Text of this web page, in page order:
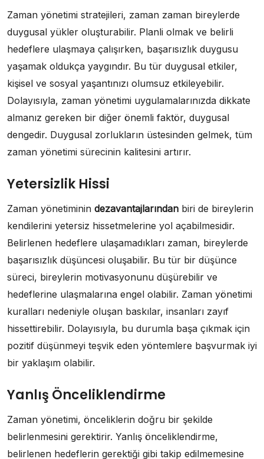
Zaman yönetimi stratejileri, zaman zaman bireylerde
duygusal yükler oluşturabilir. Planli olmak ve belirli
hedeflere ulaşmaya çalışırken, başarısızlık duygusu
yaşamak oldukça yaygındır. Bu tür duygusal etkiler,
kişisel ve sosyal yaşantınızı olumsuz etkileyebilir.
Dolayısıyla, zaman yönetimi uygulamalarınızda dikkate
almanız gereken bir diğer önemli faktör, duygusal
dengedir. Duygusal zorlukların üstesinden gelmek, tüm
zaman yönetimi sürecinin kalitesini artırır.
Yetersizlik Hissi
Zaman yönetiminin dezavantajlarından biri de bireylerin
kendilerini yetersiz hissetmelerine yol açabilmesidir.
Belirlenen hedeflere ulaşamadıkları zaman, bireylerde
başarısızlık düşüncesi oluşabilir. Bu tür bir düşünce
süreci, bireylerin motivasyonunu düşürebilir ve
hedeflerine ulaşmalarına engel olabilir. Zaman yönetimi
kuralları nedeniyle oluşan baskılar, insanları zayıf
hissettirebilir. Dolayısıyla, bu durumla başa çıkmak için
pozitif düşünmeyi teşvik eden yöntemlere başvurmak iyi
bir yaklaşım olabilir.
Yanlış Önceliklendirme
Zaman yönetimi, önceliklerin doğru bir şekilde
belirlenmesini gerektirir. Yanlış önceliklendirme,
belirlenen hedeflerin gerektiği gibi takip edilmemesine